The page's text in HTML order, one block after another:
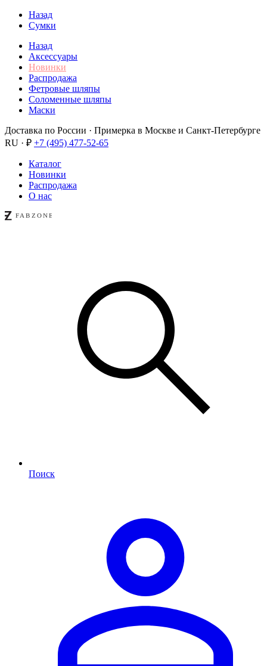
Назад
Сумки
Назад
Аксессуары
Новинки
Распродажа
Фетровые шляпы
Соломенные шляпы
Маски
Доставка по России · Примерка в Москве и Санкт-Петербурге
RU · ₽ +7 (495) 477-52-65
Каталог
Новинки
Распродажа
О нас
Поиск